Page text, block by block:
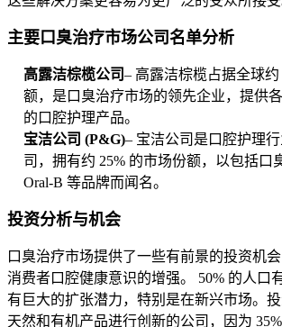
主要口臭治疗市场公司名单分析
高露洁棕榄公司– 高露洁棕榄占据全球
额，是口臭治疗市场的领先企业，提供
的口腔护理产品。
宝洁公司 (P&G)– 宝洁公司是口腔护理
司，拥有约 25% 的市场份额，以包括口
Oral-B 等品牌而闻名。
投资分析与机会
口臭治疗市场提供了一些有前景的投资机
消费者口腔健康意识的增强。 50% 的人口
有巨大的扩张潜力，特别是在新兴市场。
天然和有机产品进行创新的公司，因为